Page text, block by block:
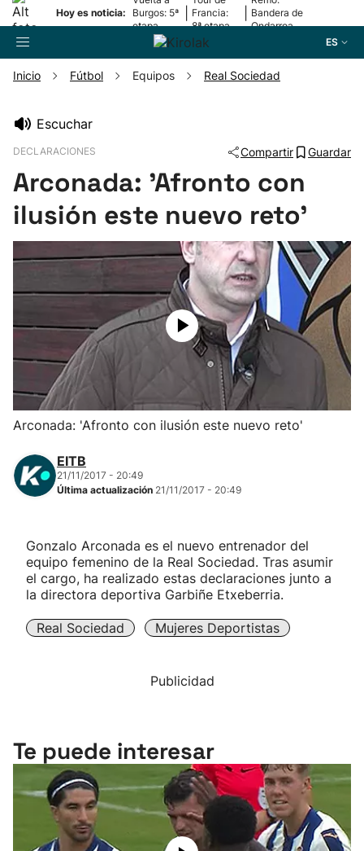
Hoy es noticia:
Burgos: 5ª
etapa
Francia:
8ª etapa
Bandera de
Ondarroa
ES
Pelota
Remo
Baloncesto
Herri-kirolak
Balonmano
Kirolak 360
Carreras de montaña
Inicio Fútbol Equipos Real Sociedad
Escuchar
DECLARACIONES Compartir Guardar
Arconada: 'Afronto con
ilusión este nuevo reto'
Arconada: 'Afronto con ilusión este nuevo reto'
EITB
21/11/2017 - 20:49
Última actualización 21/11/2017 - 20:49
Gonzalo Arconada es el nuevo entrenador del
equipo femenino de la Real Sociedad. Tras asumir
el cargo, ha realizado estas declaraciones junto a
la directora deportiva Garbiñe Etxeberria.
Real Sociedad Mujeres Deportistas
Publicidad
Te puede interesar